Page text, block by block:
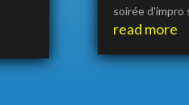
soirée d'impro
read more